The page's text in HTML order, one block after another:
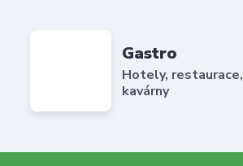
Gastro
Hotely, restaurace,
kavárny